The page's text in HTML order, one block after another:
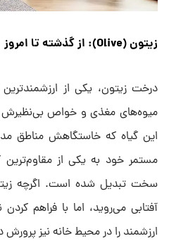
زیتون (Olive): از گذشته تا امروز
درخت زیتون، یکی از ارزشمندترین
میوه‌های مغذی و خواص بی‌نظیرش
این گیاه که خاستگاهش مناطق
مستمر خود به یکی از مقاوم‌ترین
سخت تبدیل شده است. اگرچه
آفتابی می‌روید، اما با فراهم
ارزشمند را در محیط خانه نیز